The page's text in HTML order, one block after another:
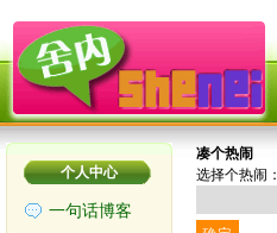
个人中心
一句话博客
凑个热闹
选择个热闹：